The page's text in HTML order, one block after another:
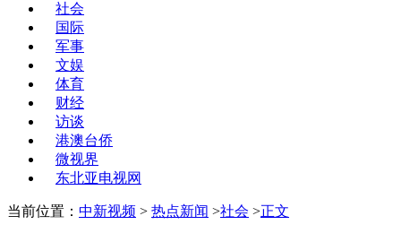
社会
国际
军事
文娱
体育
财经
访谈
港澳台侨
微视界
东北亚电视网
当前位置： 中新视频 > 热点新闻 >社会 >正文